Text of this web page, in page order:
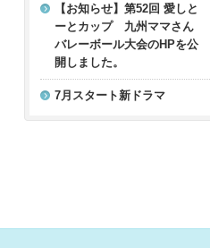
【お知らせ】第52回 愛しと
ーとカップ 九州ママさん
バレーボール大会のHPを公
開しました。
7月スタート新ドラマ